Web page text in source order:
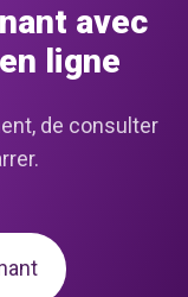
avec
ligne
de consulter